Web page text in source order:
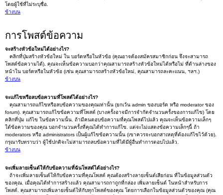
โดยผู้ใช้ที่ไม่ระบุชื่อ.
ข้างบน
การโพสต์ข้อความ
จะสร้างหัวข้อใหม่ได้อย่างไร?
คลิกที่ปุ่มสร้างหัวข้อใหม่ ใน บอร์ดหรือในหัวข้อ (คุณอาจต้องสมัครสมาชิกก่อน จึงจะสามารถ
โพสต์ข้อความได้). คุณจะเห็นข้อความบอกว่าคุณสามารถสร้างหัวข้อใหม่ได้หรือไม่ ที่ด้านล่างของ
หน้าใน บอร์ดหรือในหัวข้อ (เช่น คุณสามารถสร้างหัวข้อใหม่, คุณสามารถละคะแนน, ฯลฯ.)
ข้างบน
จะแก้ไขหรือลบข้อความที่โพสต์ได้อย่างไร?
คุณสามารถแก้ไขหรือลบข้อความของคุณเท่านั้น (ยกเว้น admin ของบอร์ด หรือ moderator ของ
forum). คุณสามารถแก้ไขข้อความที่โพสต์ (บางครั้งอาจมีการจำกัดจำนวนครั้งของการแก้ไข) โดย
คลิกที่ปุ่ม แก้ไข ในข้อความนั้น. ถ้ามีคนตอบข้อความที่คุณโพสต์ไปแล้ว คุณจะเห็นข้อความเล็กๆ
ใต้ข้อความของคุณ บอกจำนวนครั้งที่คุณได้ทำการแก้ไข. แต่จะไม่แสดงข้อความเล็กๆนี้ ถ้า
moderators หรือ administrators เป็นผู้แก้ไขข้อความนั้น (เขาควรจะบอกสาเหตุที่ต้องแก้ไขไว้ด้วย).
กรุณารับทราบว่า ผู้ใช้ปกติจะไม่สามารถลบข้อความที่ได้มีผู้อื่นทำการตอบไปแล้ว.
ข้างบน
จะเพิ่มลายเซ็นต์ให้กับข้อความที่ฉันโพสต์ได้อย่างไร?
ถ้าจะเพิ่มลายเซ็นต์ให้กับข้อความที่คุณโพสต์ คุณต้องสร้างลายเซ็นต์เสียก่อน ที่ในข้อมูลส่วนตัว
ของคุณ. เมื่อคุณได้ทำการสร้างแล้ว คุณสามารถกาถูกที่กล่อง เพิ่มลายเซ็นต์ ในหน้าสำหรับการ
โพสต์. คุณสามารถเพิ่มลายเซ็นต์ให้กับทุกโพสต์ของคุณ โดยการเลือกในข้อมูลส่วนตัวของคุณ (คุณ